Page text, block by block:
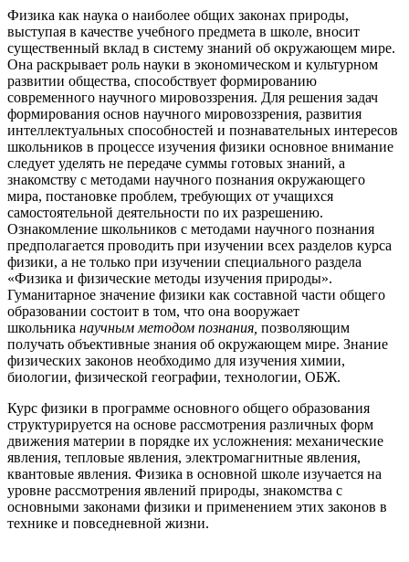
Физика как наука о наиболее общих законах природы,
выступая в качестве учебного предмета в школе, вносит
существенный вклад в систему знаний об окружающем мире.
Она раскрывает роль науки в экономическом и культурном
развитии общества, способствует формированию
современного научного мировоззрения. Для решения задач
формирования основ научного мировоззрения, развития
интеллектуальных способностей и познавательных интересов
школьников в процессе изучения физики основное внимание
следует уделять не передаче суммы готовых знаний, а
знакомству с методами научного познания окружающего
мира, постановке проблем, требующих от учащихся
самостоятельной деятельности по их разрешению.
Ознакомление школьников с методами научного познания
предполагается проводить при изучении всех разделов курса
физики, а не только при изучении специального раздела
«Физика и физические методы изучения природы».
Гуманитарное значение физики как составной части общего
образовании состоит в том, что она вооружает
школьника научным методом познания позволяющим
получать объективные знания об окружающем мире. Знание
физических законов необходимо для изучения химии,
биологии, физической географии, технологии, ОБЖ.
Курс физики в программе основного общего образования
структурируется на основе рассмотрения различных форм
движения материи в порядке их усложнения: механические
явления, тепловые явления, электромагнитные явления,
квантовые явления. Физика в основной школе изучается на
уровне рассмотрения явлений природы, знакомства с
основными законами физики и применением этих законов в
технике и повседневной жизни.